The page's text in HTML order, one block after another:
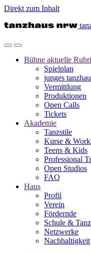
Direkt zum Inhalt
Bühne aktuelle
Spielplan
junges
Vermittlung
Produktionen
Open Calls
Tickets
Akademie
Tanzstile
Kurse &
Teens & Kids
Professional
Open Studios
FAQ
Haus
Profil
Verein
Fördernde
Schule & Tanz
Netzwerke
Nachhaltigkeit